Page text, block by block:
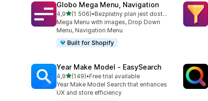
Globo Mega Menu, Navigation
4,9na 5 gwiazdek
(1 506)
Łączna liczba recenzji: 1506
•
Bezpłatny plan jest dostępny
Mega Menu with images, Drop Down
Menu, Navigation Menu
Built for Shopify
Year Make Model ‑ EasySearch
4,9na 5 gwiazdek
(149)
Łączna liczba recenzji: 149
•Free trial available
Year Make Model Search that enhances
UX and store efficiency